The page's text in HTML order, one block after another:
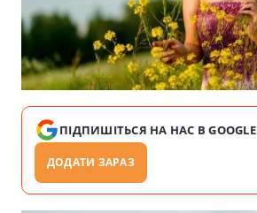
ПІДПИШІТЬСЯ НА НАС В GOOGLE
ДОДАТИ ЗАРАЗ